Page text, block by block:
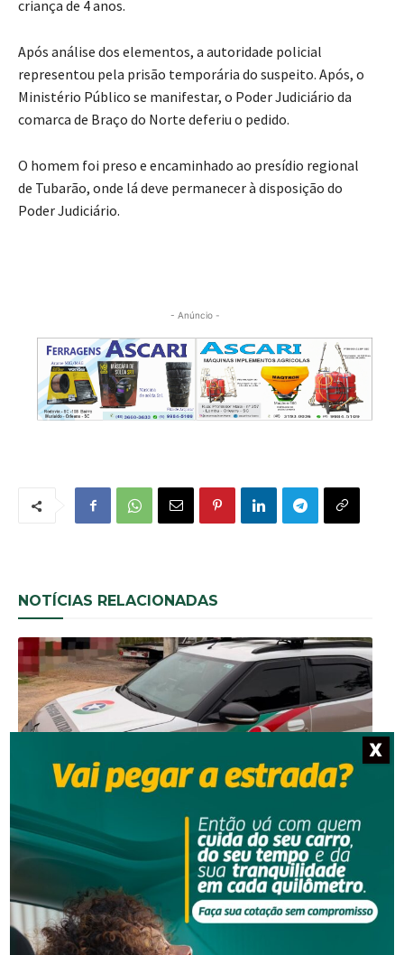
criança de 4 anos.
Após análise dos elementos, a autoridade policial
representou pela prisão temporária do suspeito. Após, o
Ministério Público se manifestar, o Poder Judiciário da
comarca de Braço do Norte deferiu o pedido.
O homem foi preso e encaminhado ao presídio regional
de Tubarão, onde lá deve permanecer à disposição do
Poder Judiciário.
- Anúncio -
NOTÍCIAS RELACIONADAS
Operação da PM desarticula desmanche
clandestino de carro em SC
X